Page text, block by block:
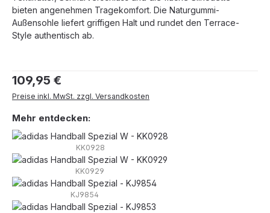
bieten angenehmen Tragekomfort. Die Naturgummi-
Außensohle liefert griffigen Halt und rundet den Terrace-
Style authentisch ab.
Regulärer Preis:
109,95 €
Preise inkl. MwSt. zzgl. Versandkosten
Mehr entdecken:
KK0928
KK0929
KJ9854